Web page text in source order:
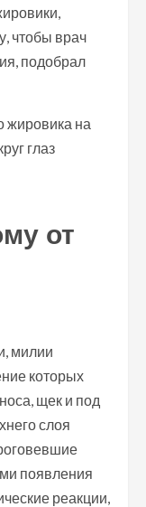
чтобы врач
подобрал
от
милии
которых
щек и под
слоя
появления
реакции,